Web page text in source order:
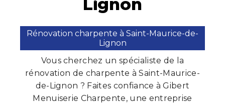
Lignon
Rénovation charpente à Saint-Maurice-de-
Lignon
Vous cherchez un spécialiste de la
rénovation de charpente à Saint-Maurice-
de-Lignon ? Faites confiance à Gibert
Menuiserie Charpente, une entreprise